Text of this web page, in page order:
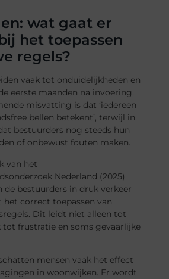
wat gaat er
het toepassen
regels?
vaak tot onduidelijkheden en
eerste maanden na invoering.
misvatting is dat ‘iedereen
bellen betekent’, terwijl in
bestuurders nog steeds hun
of onbewust fouten maken.
van het
Nederland (2025)
de bestuurders in druk verkeer
correct toepassen van
Dit leidt niet alleen tot
tot frustratie en soms gevaarlijke
mensen vaak het effect
in woonwijken. Er wordt